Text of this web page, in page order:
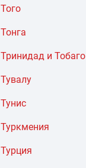
Того
Тонга
Тринидад и Тобаго
Тувалу
Тунис
Туркмения
Турция